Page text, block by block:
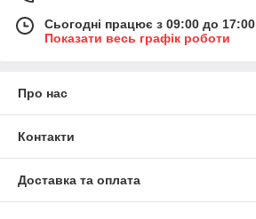
Сьогодні працює з 09:00 до 17:00
Показати весь графік роботи
Про нас
Контакти
Доставка та оплата